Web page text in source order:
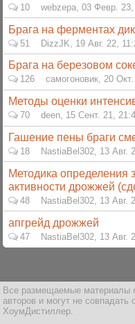
10 webzepa, 03 Февр. 23,
Брага на ферментах
51 DizzJK 19 Авг. 22,
Брага на березовом
126 самогоновик, 20
Методы оценки
70 deen, 15 Сент. 21,
Гашение пены браги
18 NastiaBel302, 13 Авг.
Методика определения
активности дрожжей
48 NastiaBel302, 13 Авг.
апгрейд дрожжей
47 NastiaBel302, 13 Авг.
Все размещаемые материалы
авторов и могут не
ХоумДистиллер.